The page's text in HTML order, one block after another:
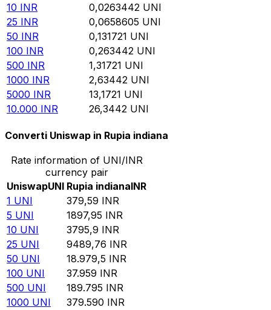
10 INR 0,0263442 UNI
25 INR 0,0658605 UNI
50 INR 0,131721 UNI
100 INR 0,263442 UNI
500 INR 1,31721 UNI
1000 INR 2,63442 UNI
5000 INR 13,1721 UNI
10.000 INR 26,3442 UNI
Converti Uniswap in Rupia indiana
Rate information of UNI/INR
currency pair
UniswapUNI Rupia indianaINR
1 UNI 379,59 INR
5 UNI 1897,95 INR
10 UNI 3795,9 INR
25 UNI 9489,76 INR
50 UNI 18.979,5 INR
100 UNI 37.959 INR
500 UNI 189.795 INR
1000 UNI 379.590 INR